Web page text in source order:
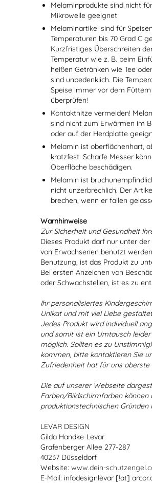
Melaminprodukte sind nicht
Mikrowelle geeignet
Melaminartikel sind für
Temperaturen bis 70 Grad C
Kurzfristiges Überschreiten
Temperatur wie z. B. beim
heißen Getränken wie Tee
sind unbedenklich. Die
Speise immer vor dem
überprüfen!
Kontakthitze vermeiden!
sind nicht zum Erwärmen im
oder auf der Herdplatte
Melamin ist oberflächenhart,
kratzfest. Scharfe Messer
Oberfläche beschädigen.
Melamin ist
nicht unzerbrechlich. Der
brechen, wenn er fallen
Warnhinweise
Zur Sicherheit und Gesundheit
Dieses Produkt darf nur unter
von Erwachsenen benutzt
Benutzung, ist das Produkt zu
Bei ersten Anzeichen von
oder Schwachstellen, ist es zu
Ihr personalisiertes
Unikat und mit viel Liebe
Jedes Produkt wird individuell
und somit ist ein Umtausch
möglich. Sollten es zu
kommen, bitte kontaktieren Sie
Zufriedenheit hat für uns oberste
Die auf unserer Webseite
Farben/Bildschirmfarben können
produktionstechnischen Gründen
LEVAR DESIGN
Gilda Handke-Levar
Grafenberger Allee 277-287
40237 Düsseldorf
Website: www.dein-
E-Mail: infodesignlevar [!at]